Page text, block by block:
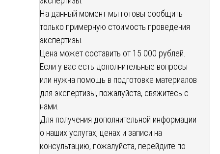
На данный момент мы готовы сообщить
только примерную стоимость проведения
экспертизы.
Цена может составить от 15 000 рублей.
Если у вас есть дополнительные вопросы
или нужна помощь в подготовке материалов
для экспертизы, пожалуйста, свяжитесь с
нами.
Для получения дополнительной информации
о наших услугах, ценах и записи на
консультацию, пожалуйста, перейдите по